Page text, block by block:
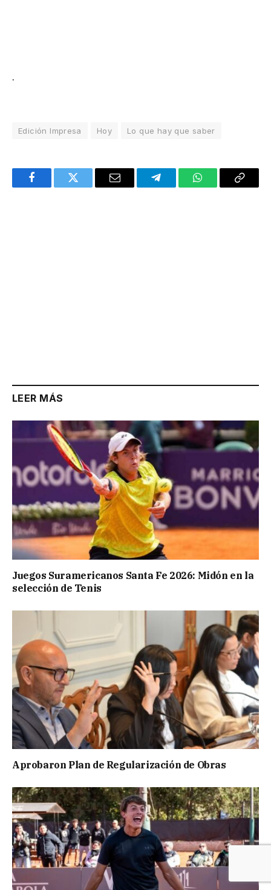
.
Edición Impresa Hoy Lo que hay que saber
FacebookTwitter Email TelegramWhatsAppCopy
LEER MÁS
Juegos Suramericanos Santa Fe 2026: Midón en la
selección de Tenis
Aprobaron Plan de Regularización de Obras